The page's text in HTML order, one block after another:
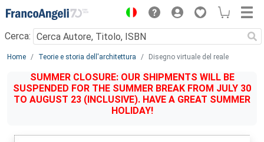
Menu
Cerca:
Main content
Home Teorie e storia dell'architettura Disegno virtuale del reale
SUMMER CLOSURE: OUR SHIPMENTS WILL BE
SUSPENDED FOR THE SUMMER BREAK FROM JULY 30
TO AUGUST 23 (INCLUSIVE). HAVE A GREAT SUMMER
HOLIDAY!